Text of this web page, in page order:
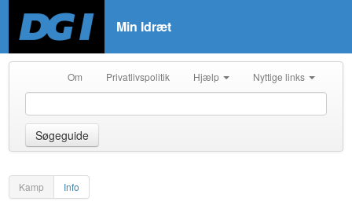
Min Idræt
Om Privatlivspolitik Hjælp Nyttige links
Søgeguide
Kamp Info